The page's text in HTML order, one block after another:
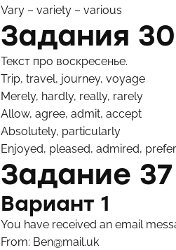
Vary – variety – various
Задания
Текст про воскресенье.
Trip, travel, journey, voyage
Merely, hardly, really, rarely
Allow, agree, admit, accept
Absolutely, particularly
Enjoyed, pleased, admired,
Задание
Вариант 1
You have received an email
From: Ben@mail.uk